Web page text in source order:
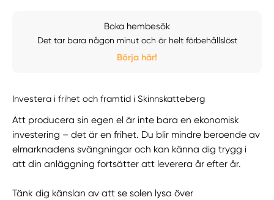
Boka hembesök
Det tar bara någon minut och är helt förbehållslöst
Börja här!
Investera i frihet och framtid i Skinnskatteberg
Att producera sin egen el är inte bara en ekonomisk
investering – det är en frihet. Du blir mindre beroende av
elmarknadens svängningar och kan känna dig trygg i
att din anläggning fortsätter att leverera år efter år.
Tänk dig känslan av att se solen lysa över